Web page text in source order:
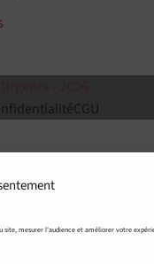
site, mesurer l'audience et améliorer votre
CGU